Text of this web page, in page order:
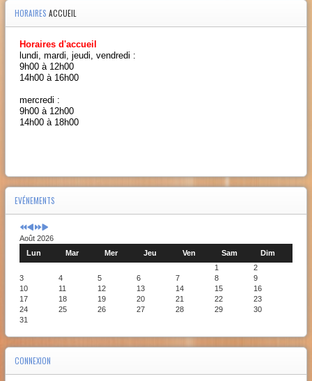
HORAIRES ACCUEIL
Horaires d'accueil
lundi, mardi, jeudi, vendredi :
9h00 à 12h00
14h00 à 16h00
mercredi :
9h00 à 12h00
14h00 à 18h00
EVÉNEMENTS
Août 2026
Lun
Mar Mer Jeu Ven Sam
Dim
1
2
3
4 5 6 7 8
9
10
11 12 13 14 15
16
17
18 19 20 21 22
23
24
25 26 27 28 29
30
31
CONNEXION